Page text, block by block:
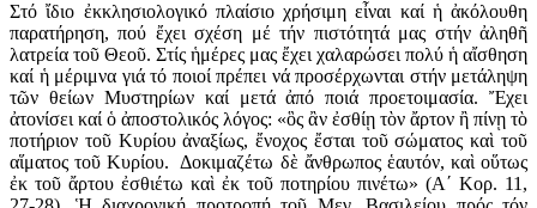
Στό ἴδιο ἐκκλησιολογικό πλαίσιο χρήσιμη εἶναι καί ἡ ἀκόλουθη
παρατήρηση, πού ἔχει σχέση μέ τήν πιστότητά μας στήν ἀληθῆ
λατρεία τοῦ Θεοῦ. Στίς ἡμέρες μας ἔχει χαλαρώσει πολύ ἡ αἴσθηση
καί ἡ μέριμνα γιά τό ποιοί πρέπει νά προσέρχωνται στήν μετάληψη
τῶν θείων Μυστηρίων καί μετά ἀπό ποιά προετοιμασία. Ἔχει
ἀτονίσει καί ὁ ἀποστολικός λόγος: «ὃς ἂν ἐσθίῃ τὸν ἄρτον ἢ πίνῃ τὸ
ποτήριον τοῦ Κυρίου ἀναξίως, ἔνοχος ἔσται τοῦ σώματος καὶ τοῦ
αἵματος τοῦ Κυρίου. Δοκιμαζέτω δὲ ἄνθρωπος ἑαυτόν, καὶ οὕτως
ἐκ τοῦ ἄρτου ἐσθιέτω καὶ ἐκ τοῦ ποτηρίου πινέτω» (Α΄ Κορ. 11,